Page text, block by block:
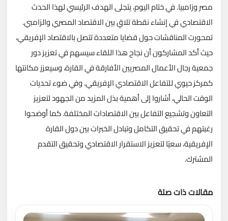
مصر وزامبيا. في ختام اليوم، يتجلى الهدف الرئيسي لهذا الحدث
الاقتصادي في إنشاء نقطة تلاقٍ بين الاقتصاد المصري والزامبي.
تمحورت المناقشات حول قضايا متعددة تتصل بالاقتصاد الإفريقي،
حيث أكد المشاركون أن نجاح هذا اللقاء سيسهم في تعزيز دور
جمعية رجال الأعمال المصريين الأفارقة في القارة، وسيعزز مكانتها
كمركز حيوي للتفاعل الاقتصادي الإفريقي. وفي ضوء تحديات
الوقت الحالي، أشاروا إلى أهمية بذل المزيد من الجهود لتعزيز
التعاون وتشجيع التفاعل بين الاقتصادات المختلفة. كما أوضحوا
رغبتهم في تحقيق التكامل وتبادل الخبرات بين دول القارة
الإفريقية، سعيًا لتعزيز الاستقرار الاقتصادي وتحقيق التقدم
المشترك.
مقالات ذات صلة